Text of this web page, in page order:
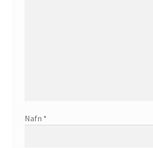
Nafn *